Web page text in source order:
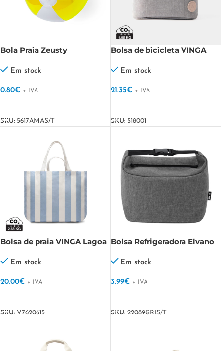
Bola Praia Zeusty
Em stock
0.80€ + IVA
SKU: 5617AMAS/T
Bolsa de bicicleta VINGA
Em stock
21.35€ + IVA
SKU: 518001
Bolsa de praia VINGA Lagoa
Em stock
20.00€ + IVA
SKU: V7620615
Bolsa Refrigeradora Elvano
Em stock
3.99€ + IVA
SKU: 22089GRIS/T